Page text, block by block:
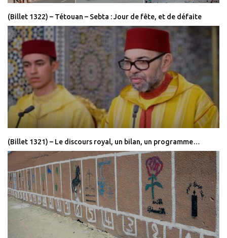
(Billet 1322) – Tétouan – Sebta : Jour de fête, et de défaite
(Billet 1321) – Le discours royal, un bilan, un programme…